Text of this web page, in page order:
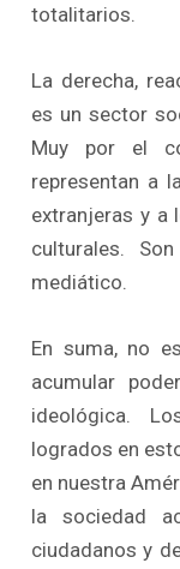
totalitarios.
La derecha,
es un sector
Muy por el
representan a
extranjeras y a
culturales.
mediático.
En suma, no
acumular
ideológica.
logrados en
en nuestra
la sociedad
ciudadanos y